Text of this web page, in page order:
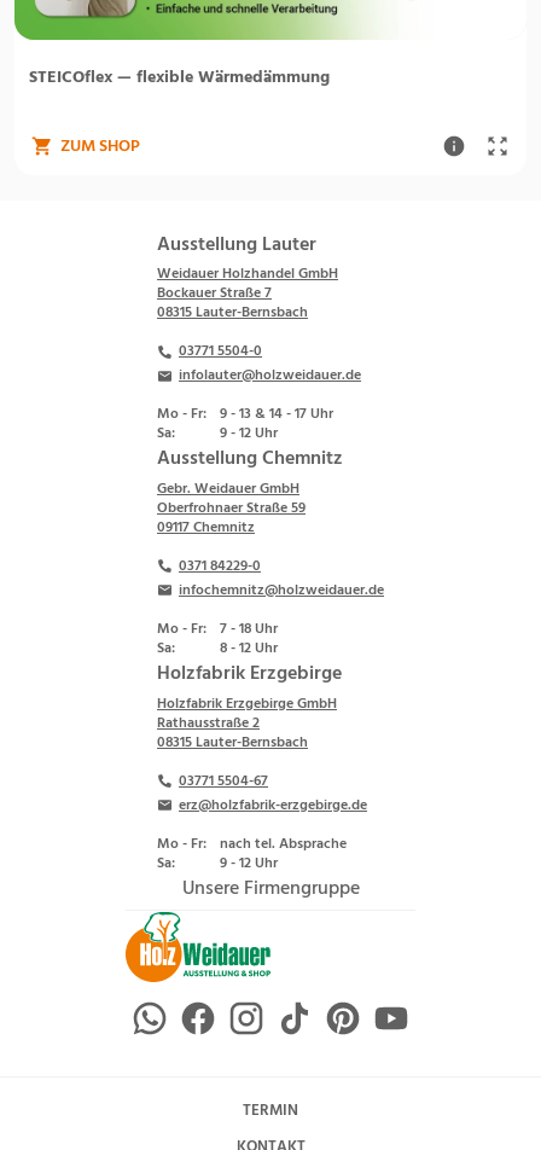
STEICOflex — flexible Wärmedämmung
ZUM SHOP
Ausstellung Lauter
Weidauer Holzhandel GmbH
Bockauer Straße 7
08315 Lauter-Bernsbach
03771 5504-0
infolauter@holzweidauer.de
Mo - Fr: 9 - 13 & 14 - 17 Uhr
Sa:
9 - 12 Uhr
Ausstellung Chemnitz
Gebr. Weidauer GmbH
Oberfrohnaer Straße 59
09117 Chemnitz
0371 84229-0
infochemnitz@holzweidauer.de
Mo - Fr: 7 - 18 Uhr
Sa:
8 - 12 Uhr
Holzfabrik Erzgebirge
Holzfabrik Erzgebirge GmbH
Rathausstraße 2
08315 Lauter-Bernsbach
03771 5504-67
erz@holzfabrik-erzgebirge.de
Mo - Fr: nach tel. Absprache
Sa:
9 - 12 Uhr
Unsere Firmengruppe
TERMIN